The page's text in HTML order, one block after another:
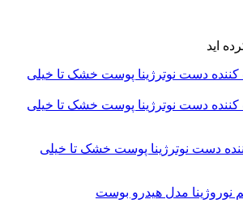
اید
دست نوترژینا پوست خشک تا خیلی